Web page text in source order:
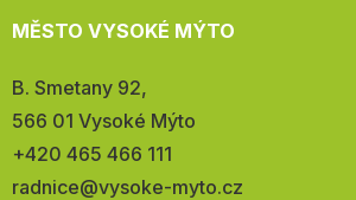
MĚSTO VYSOKÉ MÝTO
Adresa:
B. Smetany 92,
566 01 Vysoké Mýto
Telefon:
+420 465 466 111
E-
radnice@vysoke-myto.cz